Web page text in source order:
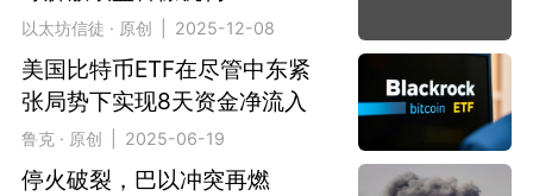
以太坊信徒 · 原创 | 2025-12-08
美国比特币ETF在尽管中东紧
张局势下实现8天资金净流入
鲁克 · 原创 | 2025-06-19
停火破裂，巴以冲突再燃